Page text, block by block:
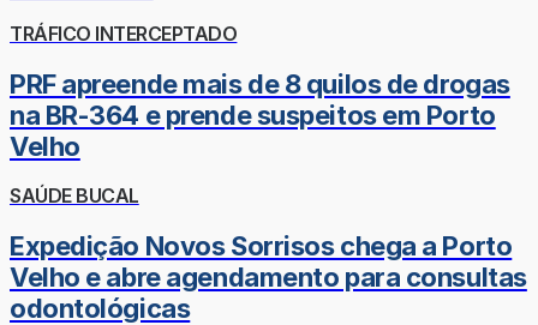
TRÁFICO INTERCEPTADO
PRF apreende mais de 8 quilos de drogas
na BR-364 e prende suspeitos em Porto
Velho
SAÚDE BUCAL
Expedição Novos Sorrisos chega a Porto
Velho e abre agendamento para consultas
odontológicas